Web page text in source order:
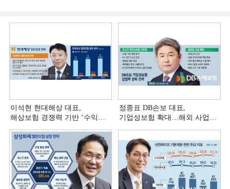
이석현 현대해상 대표,
해상보험 경쟁력 기반 ‘수익
(3)]
정종표 DB손보 대표,
기업성보험 확대…해외 사업